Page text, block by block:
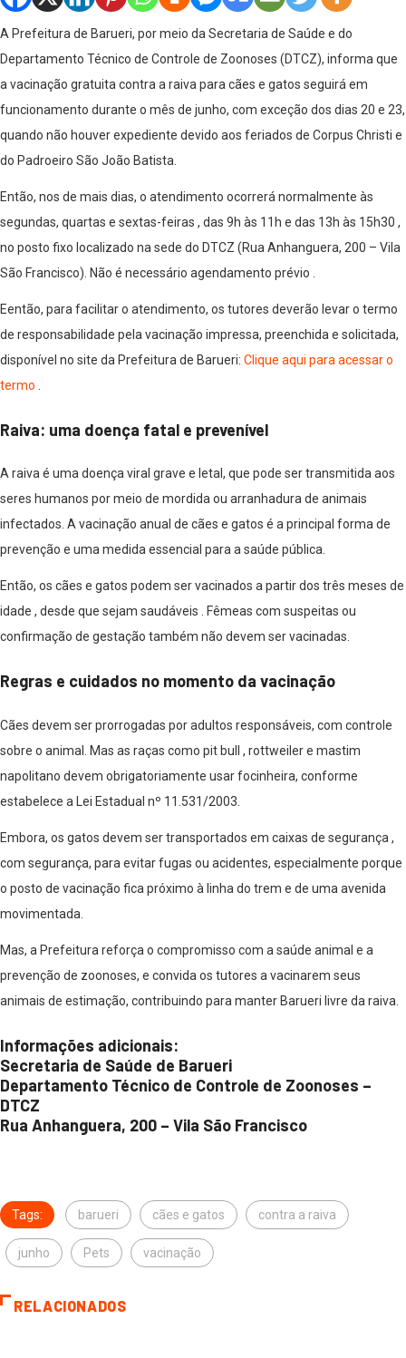
A Prefeitura de Barueri, por meio da Secretaria de Saúde e do
Departamento Técnico de Controle de Zoonoses (DTCZ), informa que
a vacinação gratuita contra a raiva para cães e gatos seguirá em
funcionamento durante o mês de junho, com exceção dos dias 20 e 23,
quando não houver expediente devido aos feriados de Corpus Christi e
do Padroeiro São João Batista.
Então, nos de mais dias, o atendimento ocorrerá normalmente às
segundas, quartas e sextas-feiras , das 9h às 11h e das 13h às 15h30 ,
no posto fixo localizado na sede do DTCZ (Rua Anhanguera, 200 – Vila
São Francisco). Não é necessário agendamento prévio .
Eentão, para facilitar o atendimento, os tutores deverão levar o termo
de responsabilidade pela vacinação impressa, preenchida e solicitada,
disponível no site da Prefeitura de Barueri: Clique aqui para acessar o
termo
Raiva: uma doença fatal e prevenível
A raiva é uma doença viral grave e letal, que pode ser transmitida aos
seres humanos por meio de mordida ou arranhadura de animais
infectados. A vacinação anual de cães e gatos é a principal forma de
prevenção e uma medida essencial para a saúde pública.
Então, os cães e gatos podem ser vacinados a partir dos três meses de
idade , desde que sejam saudáveis . Fêmeas com suspeitas ou
confirmação de gestação também não devem ser vacinadas.
Regras e cuidados no momento da vacinação
Cães devem ser prorrogadas por adultos responsáveis, com controle
sobre o animal. Mas as raças como pit bull , rottweiler e mastim
napolitano devem obrigatoriamente usar focinheira, conforme
estabelece a Lei Estadual nº 11.531/2003.
Embora, os gatos devem ser transportados em caixas de segurança ,
com segurança, para evitar fugas ou acidentes, especialmente porque
o posto de vacinação fica próximo à linha do trem e de uma avenida
movimentada.
Mas, a Prefeitura reforça o compromisso com a saúde animal e a
prevenção de zoonoses, e convida os tutores a vacinarem seus
animais de estimação, contribuindo para manter Barueri livre da raiva.
Informações adicionais:
Secretaria de Saúde de Barueri
Departamento Técnico de Controle de Zoonoses –
DTCZ
Rua Anhanguera, 200 – Vila São Francisco
Tags: barueri cães e gatos contra a raiva
junho Pets vacinação
RELACIONADOS